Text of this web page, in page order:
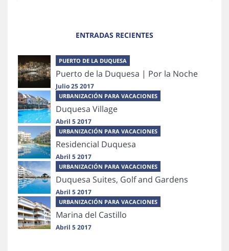
ENTRADAS RECIENTES
PUERTO DE LA DUQUESA
Puerto de la Duquesa | Por la Noche
Julio 25 2017
URBANIZACIÓN PARA VACACIONES
Duquesa Village
Abril 5 2017
URBANIZACIÓN PARA VACACIONES
Residencial Duquesa
Abril 5 2017
URBANIZACIÓN PARA VACACIONES
Duquesa Suites, Golf and Gardens
Abril 5 2017
URBANIZACIÓN PARA VACACIONES
Marina del Castillo
Abril 5 2017